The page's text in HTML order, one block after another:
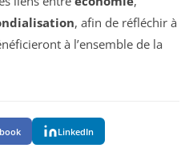
, afin de réfléchir à
à l’ensemble de la
LinkedIn